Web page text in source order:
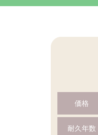
価格
耐久年数